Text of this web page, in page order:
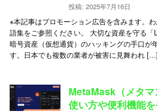
投稿: 2025年7月16日
※本記事はプロモーション広告を含みます。
語集をご参照ください。 大切な資産を守る
暗号資産（仮想通貨）のハッキングの手口が
す。日本でも複数の業者が被害に見舞われ […]
MetaMask（メタマ
使い方や便利機能